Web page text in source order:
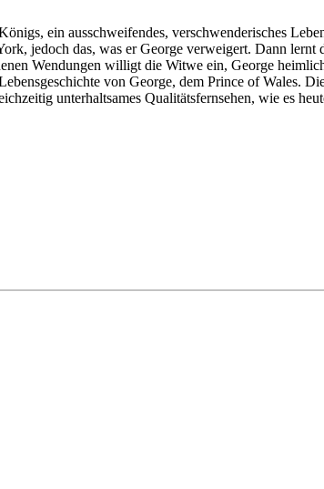
ein ausschweifendes, verschwenderisches
jedoch das, was er George verweigert. Dann
Wendungen willigt die Witwe ein, George
von George, dem Prince of Wales.
unterhaltsames Qualitätsfernsehen, wie es